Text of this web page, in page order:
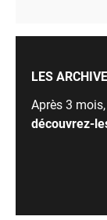
LES
Après 3
découvrez-